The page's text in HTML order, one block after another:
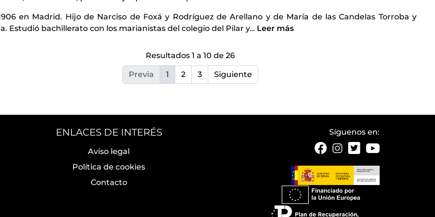
en Madrid. Hijo de Narciso de Foxá y Rodríguez de Arellano y de María de las Candelas Torroba y
Estudió bachillerato con los marianistas del colegio del Pilar y… Leer más
Resultados 1 a 10 de 26
Previa 1 2 3 Siguiente
ENLACES DE INTERÉS
Aviso legal
Política de cookies
Contacto
Síguenos en: